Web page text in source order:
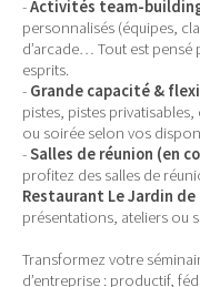
-Activités team-
personnalisés (équipes,
d’arcade… Tout est
esprits.
- Grande capacité &
pistes, pistes
ou soirée selon vos
-Salles de réunion (en
profitez des salles de
Restaurant Le Jardin de
présentations, ateliers ou
Transformez votre
d’entreprise : productif,